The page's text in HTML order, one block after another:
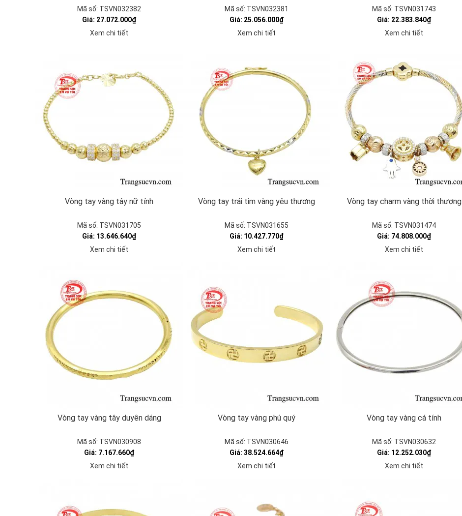
Mã số: TSVN032382
Giá: 27.072.000₫
Xem chi tiết
Mã số: TSVN032381
Giá: 25.056.000₫
Xem chi tiết
Mã số: TSVN031743
Giá: 22.383.840₫
Xem chi tiết
Vòng tay vàng tây nữ tính
Mã số: TSVN031705
Giá: 13.646.640₫
Xem chi tiết
Vòng tay trái tim vàng yêu thương
Mã số: TSVN031655
Giá: 10.427.770₫
Xem chi tiết
Vòng tay charm vàng thời thượng
Mã số: TSVN031474
Giá: 74.808.000₫
Xem chi tiết
Vòng tay vàng tây duyên dáng
Mã số: TSVN030908
Giá: 7.167.660₫
Xem chi tiết
Vòng tay vàng phú quý
Mã số: TSVN030646
Giá: 38.524.664₫
Xem chi tiết
Vòng tay vàng cá tính
Mã số: TSVN030632
Giá: 12.252.030₫
Xem chi tiết